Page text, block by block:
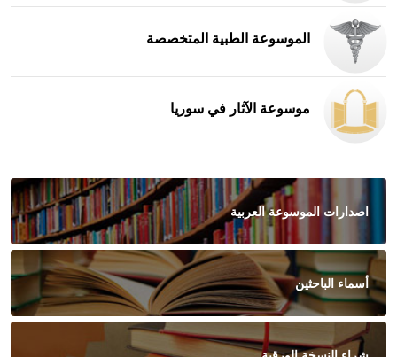
الموسوعة الطبية المتخصصة
موسوعة الآثار في سوريا
اصدارات الموسوعة العربية
أسماء الباحثين